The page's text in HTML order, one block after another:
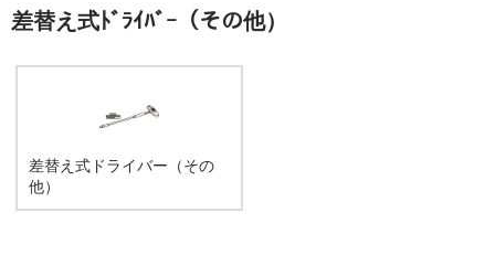
差替え式ﾄﾞﾗｲﾊﾞｰ（その他）
差替え式ドライバー（その
他）